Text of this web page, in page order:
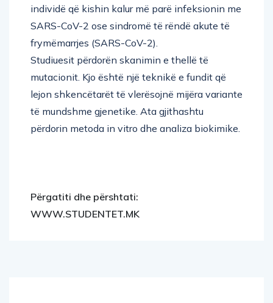
individë që kishin kalur më parë infeksionin me
SARS-CoV-2 ose sindromë të rëndë akute të
frymëmarrjes (SARS-CoV-2).
Studiuesit përdorën skanimin e thellë të
mutacionit. Kjo është një teknikë e fundit që
lejon shkencëtarët të vlerësojnë mijëra variante
të mundshme gjenetike. Ata gjithashtu
përdorin metoda in vitro dhe analiza biokimike.
Përgatiti dhe përshtati:
WWW.STUDENTET.MK